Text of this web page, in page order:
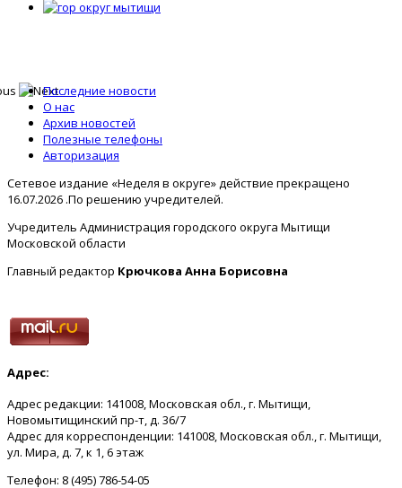
Последние новости
О нас
Архив новостей
Полезные телефоны
Авторизация
Сетевое издание «Неделя в округе» действие прекращено
16.07.2026 .По решению учредителей.
Учредитель Администрация городского округа Мытищи
Московской области
Главный редактор Крючкова Анна Борисовна
Адрес:
Адрес редакции: 141008, Московская обл., г. Мытищи,
Новомытищинский пр-т, д. 36/7
Адрес для корреспонденции: 141008, Московская обл., г. Мытищи,
ул. Мира, д. 7, к 1, 6 этаж
Телефон: 8 (495) 786-54-05